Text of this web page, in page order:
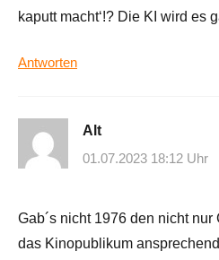
kaputt macht‘!? Die KI wird es
Antworten
Alt
01.07.2023 18:12 Uhr
Gab´s nicht 1976 den nicht
das Kinopublikum